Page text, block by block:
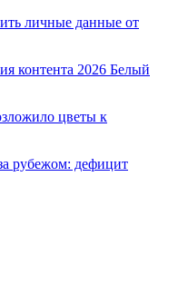
личные данные от
контента 2026 Белый
цветы к
рубежом: дефицит